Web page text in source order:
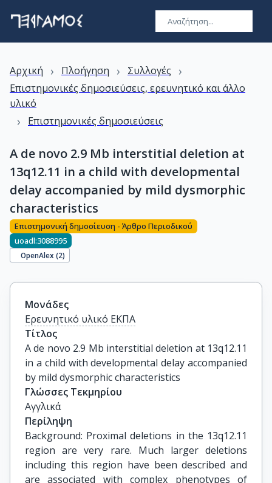
Αρχική › Πλοήγηση › Συλλογές ›
Επιστημονικές δημοσιεύσεις, ερευνητικό και άλλο
υλικό
› Επιστημονικές δημοσιεύσεις
A de novo 2.9 Mb interstitial deletion at
13q12.11 in a child with developmental
delay accompanied by mild dysmorphic
characteristics
Επιστημονική δημοσίευση - Άρθρο Περιοδικού
uoadl:3088995
OpenAlex (2)
Μονάδες
Ερευνητικό υλικό ΕΚΠΑ
Τίτλος
A de novo 2.9 Mb interstitial deletion at 13q12.11
in a child with developmental delay accompanied
by mild dysmorphic characteristics
Γλώσσες Τεκμηρίου
Αγγλικά
Περίληψη
Background: Proximal deletions in the 13q12.11
region are very rare. Much larger deletions
including this region have been described and
are associated with complex phenotypes of